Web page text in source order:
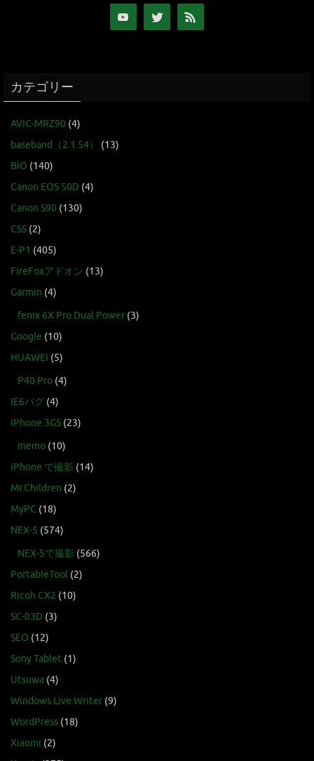
カテゴリー
AVIC-MRZ90 (4)
baseband（2.1.54）
(13)
BIO (140)
Canon EOS 50D (4)
Canon S90 (130)
CSS (2)
E-P1 (405)
FireFoxアドオン (13)
Garmin (4)
fenix 6X Pro Dual Power (3)
Google (10)
HUAWEI (5)
P40 Pro (4)
IE6バグ (4)
iPhone 3GS (23)
memo (10)
iPhone で撮影 (14)
Mr.Children (2)
MyPC (18)
NEX-5 (574)
NEX-5で撮影 (566)
PortableTool (2)
Ricoh CX2 (10)
SC-03D (3)
SEO (12)
Sony Tablet (1)
Utsuwa (4)
Windows Live Writer (9)
WordPress (18)
Xiaomi (2)